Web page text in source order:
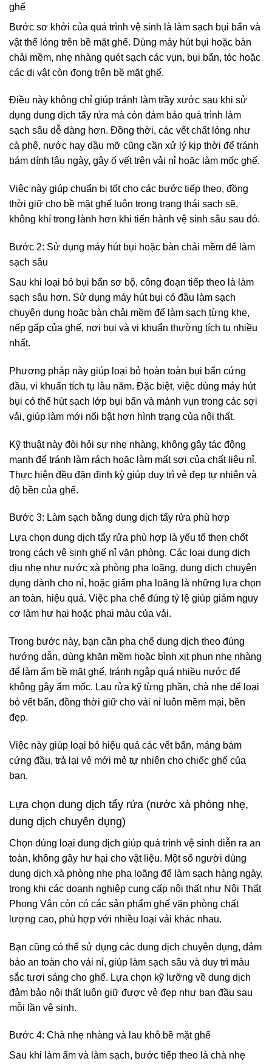
ghế
Bước sơ khởi của quá trình vệ sinh là làm sạch bụi bẩn và
vật thể lỏng trên bề mặt ghế. Dùng máy hút bụi hoặc bàn
chải mềm, nhẹ nhàng quét sạch các vụn, bụi bẩn, tóc hoặc
các dị vật còn đọng trên bề mặt ghế.
Điều này không chỉ giúp tránh làm trầy xước sau khi sử
dụng dung dịch tẩy rửa mà còn đảm bảo quá trình làm
sạch sâu dễ dàng hơn. Đồng thời, các vết chất lỏng như
cà phê, nước hay dầu mỡ cũng cần xử lý kịp thời để tránh
bám dính lâu ngày, gây ố vết trên vải nỉ hoặc làm mốc ghế.
Việc này giúp chuẩn bị tốt cho các bước tiếp theo, đồng
thời giữ cho bề mặt ghế luôn trong trạng thái sạch sẽ,
không khí trong lành hơn khi tiến hành vệ sinh sâu sau đó.
Bước 2: Sử dụng máy hút bụi hoặc bàn chải mềm để làm
sạch sâu
Sau khi loại bỏ bụi bẩn sơ bộ, công đoạn tiếp theo là làm
sạch sâu hơn. Sử dụng máy hút bụi có đầu làm sạch
chuyên dụng hoặc bàn chải mềm để làm sạch từng khe,
nếp gấp của ghế, nơi bụi và vi khuẩn thường tích tụ nhiều
nhất.
Phương pháp này giúp loại bỏ hoàn toàn bụi bẩn cứng
đầu, vi khuẩn tích tụ lâu năm. Đặc biệt, việc dùng máy hút
bụi có thể hút sạch lớp bụi bẩn và mảnh vụn trong các sợi
vải, giúp làm mới nổi bật hơn hình trạng của nội thất.
Kỹ thuật này đòi hỏi sự nhẹ nhàng, không gây tác động
mạnh để tránh làm rách hoặc làm mất sợi của chất liệu nỉ.
Thực hiện đều đặn định kỳ giúp duy trì vẻ đẹp tự nhiên và
độ bền của ghế.
Bước 3: Làm sạch bằng dung dịch tẩy rửa phù hợp
Lựa chọn dung dịch tẩy rửa phù hợp là yếu tố then chốt
trong cách vệ sinh ghế nỉ văn phòng. Các loại dung dịch
dịu nhẹ như nước xà phòng pha loãng, dung dịch chuyên
dụng dành cho nỉ, hoặc giấm pha loãng là những lựa chọn
an toàn, hiệu quả. Việc pha chế đúng tỷ lệ giúp giảm nguy
cơ làm hư hại hoặc phai màu của vải.
Trong bước này, bạn cần pha chế dung dịch theo đúng
hướng dẫn, dùng khăn mềm hoặc bình xịt phun nhẹ nhàng
để làm ẩm bề mặt ghế, tránh ngập quá nhiều nước để
không gây ẩm mốc. Lau rửa kỹ từng phần, chà nhẹ để loại
bỏ vết bẩn, đồng thời giữ cho vải nỉ luôn mềm mại, bền
đẹp.
Việc này giúp loại bỏ hiệu quả các vết bẩn, mảng bám
cứng đầu, trả lại vẻ mới mẻ tự nhiên cho chiếc ghế của
bạn.
Lựa chọn dung dịch tẩy rửa (nước xà phòng nhẹ,
dung dịch chuyên dụng)
Chọn đúng loại dung dịch giúp quá trình vệ sinh diễn ra an
toàn, không gây hư hại cho vật liệu. Một số người dùng
dung dịch xà phòng nhẹ pha loãng để làm sạch hàng ngày,
trong khi các doanh nghiệp cung cấp nội thất như Nội Thất
Phong Vân còn có các sản phẩm ghế văn phòng chất
lượng cao, phù hợp với nhiều loại vải khác nhau.
Bạn cũng có thể sử dụng các dung dịch chuyên dụng, đảm
bảo an toàn cho vải nỉ, giúp làm sạch sâu và duy trì màu
sắc tươi sáng cho ghế. Lựa chọn kỹ lưỡng về dung dịch
đảm bảo nội thất luôn giữ được vẻ đẹp như ban đầu sau
mỗi lần vệ sinh.
Bước 4: Chà nhẹ nhàng và lau khô bề mặt ghế
Sau khi làm ẩm và làm sạch, bước tiếp theo là chà nhẹ